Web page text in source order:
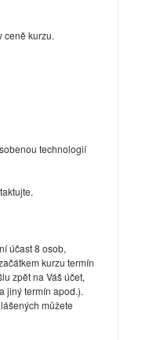
ceně kurzu.
technologií
účast 8 osob,
kurzu termín
zpět na Váš účet,
jiný termín apod.).
můžete